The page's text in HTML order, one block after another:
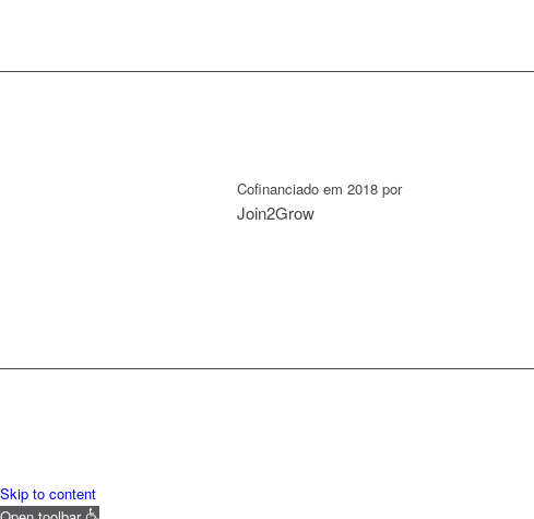
Cofinanciado em 2018 por
Join2Grow
Skip to content